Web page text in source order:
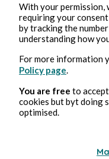
With your permission,
requiring your
by tracking the
understanding how
For more information
Policy page
You are free to
cookies but byt doing
optimised.